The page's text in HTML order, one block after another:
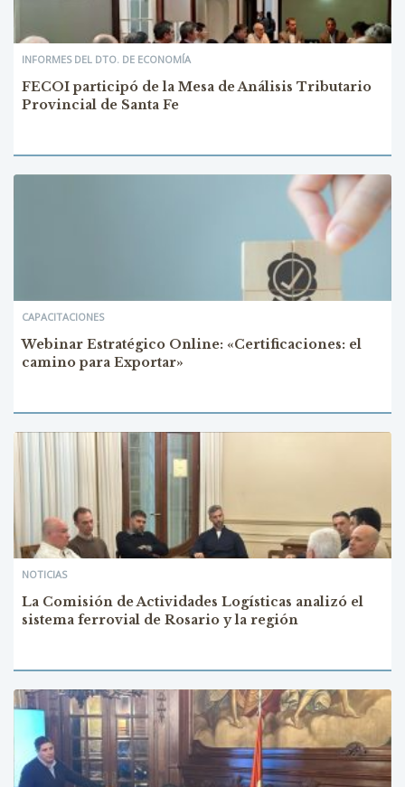
INFORMES DEL DTO. DE ECONOMÍA
FECOI participó de la Mesa de Análisis Tributario
Provincial de Santa Fe
CAPACITACIONES
Webinar Estratégico Online: «Certificaciones: el
camino para Exportar»
NOTICIAS
La Comisión de Actividades Logísticas analizó el
sistema ferrovial de Rosario y la región